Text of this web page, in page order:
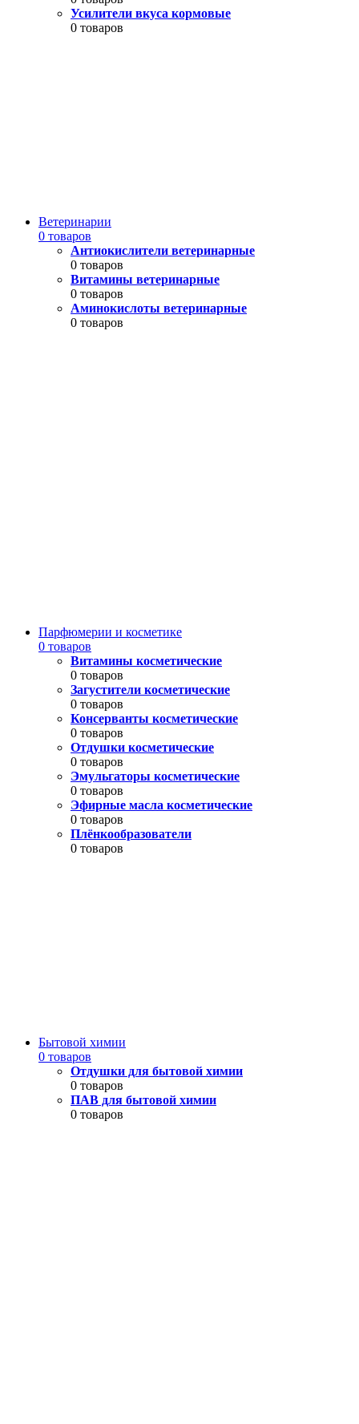
Усилители вкуса кормовые
0 товаров
Ветеринарии
0 товаров
Антиокислители ветеринарные
0 товаров
Витамины ветеринарные
0 товаров
Аминокислоты ветеринарные
0 товаров
Парфюмерии и косметике
0 товаров
Витамины косметические
0 товаров
Загустители косметические
0 товаров
Консерванты косметические
0 товаров
Отдушки косметические
0 товаров
Эмульгаторы косметические
0 товаров
Эфирные масла косметические
0 товаров
Плёнкообразователи
0 товаров
Бытовой химии
0 товаров
Отдушки для бытовой химии
0 товаров
ПАВ для бытовой химии
0 товаров